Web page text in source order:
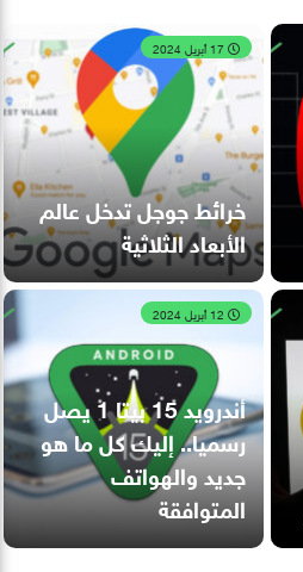
خرائط جوجل تدخل عالم
الأبعاد الثلاثية
أندرويد 15 بيتا 1 يصل
رسميا.. إليك كل ما هو
جديد والهواتف
المتوافقة